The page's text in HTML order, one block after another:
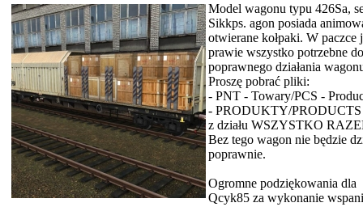
Model wagonu typu 426Sa,
Sikkps. agon posiada
otwierane kołpaki. W paczce
prawie wszystko potrzebne do
poprawnego działania
Proszę pobrać pliki:
- PNT - Towary/PCS -
- PRODUKTY/PRODUCTS
z działu WSZYSTKO
Bez tego wagon nie będzie
poprawnie.
Ogromne podziękowania dla
Qcyk85 za wykonanie